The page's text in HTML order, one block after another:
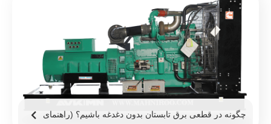
چگونه در قطعی برق تابستان بدون دغدغه باشیم؟ (راهنمای